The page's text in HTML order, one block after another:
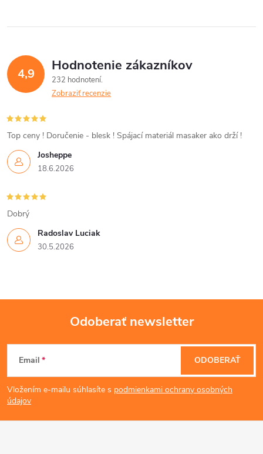
4,9 Hodnotenie zákazníkov
232 hodnotení
Zobraziť recenzie
Josheppe
18.6.2026
Top ceny ! Doručenie - blesk ! Spájací materiál masaker ako drží !
Radoslav Luciak
30.5.2026
Dobrý
Z
á
p
Odoberať newsletter
Email
Vložením e-mailu súhlasíte s podmienkami ochrany osobných
údajov
ODOBERAŤ